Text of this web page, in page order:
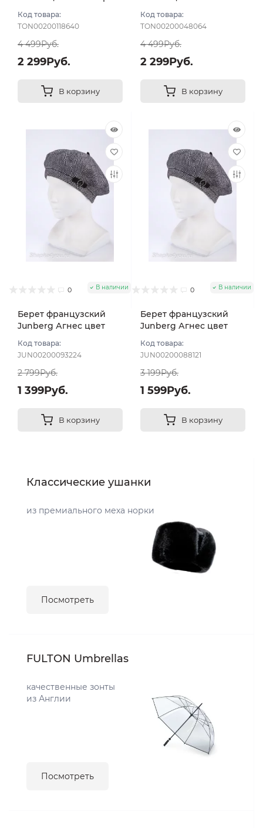
Код товара:
TON00200118640
4 499Руб.
2 299Руб.
В корзину
Код товара:
TON00200048064
4 499Руб.
2 299Руб.
В корзину
0 В наличии
Берет французский
Junberg Агнес цвет
Код товара:
JUN00200093224
2 799Руб.
1 399Руб.
В корзину
0 В наличии
Берет французский
Junberg Агнес цвет
Код товара:
JUN00200088121
3 199Руб.
1 599Руб.
В корзину
Классические ушанки
из премиального меха норки
Посмотреть
FULTON Umbrellas
качественные зонты
из Англии
Посмотреть